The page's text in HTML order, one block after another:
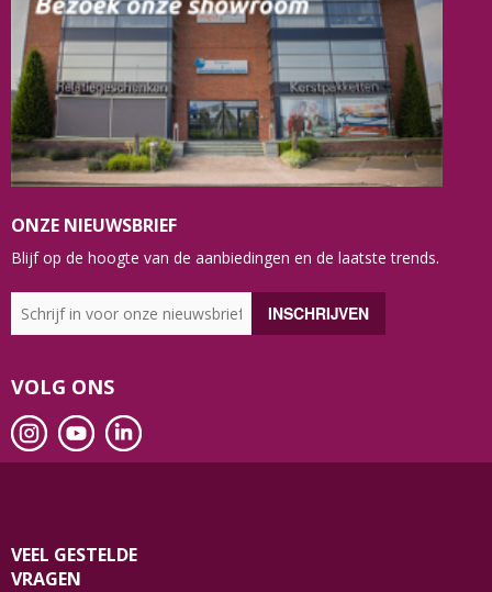
ONZE NIEUWSBRIEF
Blijf op de hoogte van de aanbiedingen en de laatste trends.
VOLG ONS
VEEL GESTELDE
VRAGEN